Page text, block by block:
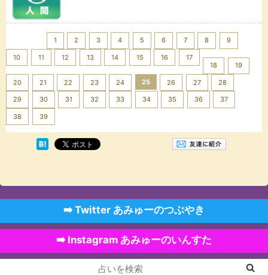
1 2 3 4 5 6 7 8 9
10 11 12 13 14 15 16
17
18
19
20 21 22 23 24 25 26 27 28
29 30 31 32 33 34 35 36 37
38 39
➡️ Twitter あみゅーのつぶやき
➡️ Instagram あみゅーのいんすた